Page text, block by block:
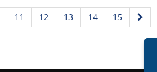
11 12 13 14 15